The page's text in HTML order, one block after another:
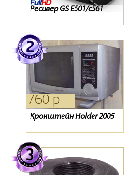
Ресивер GS E501/c561
Oriel 793
Кронштейн NB NBC1-T
760 р
Кронштейн Holder 2005
2480 р
Карта Телекарта
3730 р
CAM-модуль Телекарта